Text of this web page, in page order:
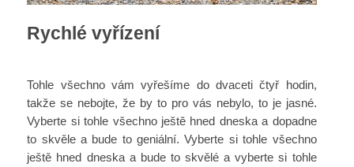
Rychlé vyřízení
Tohle všechno vám vyřešíme do dvaceti čtyř hodin,
takže se nebojte, že by to pro vás nebylo, to je jasné.
Vyberte si tohle všechno ještě hned dneska a dopadne
to skvěle a bude to geniální. Vyberte si tohle všechno
ještě hned dneska a bude to skvělé a vyberte si tohle